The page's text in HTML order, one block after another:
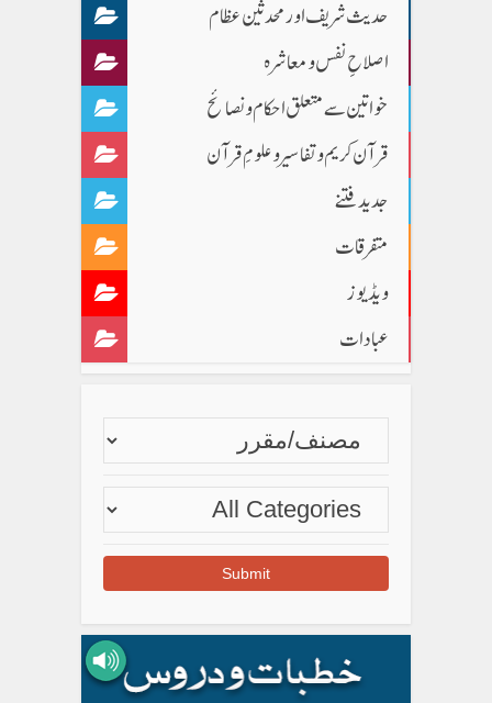
حدیث شریف اور محدثین عظام
اصلاحِ نفس و معاشرہ
خواتین سے متعلق احکام و نصائح
قرآن کریم و تفاسیر و علومِ قرآن
جدید فتنے
متفرقات
ویڈیوز
عبادات